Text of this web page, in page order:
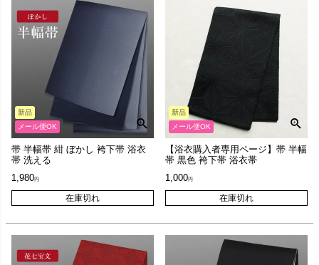
新品
メール便OK
帯 半幅帯 紺 ぼかし 袴下帯 浴衣
帯 洗える
1,980
在庫切れ
新品
メール便OK
【浴衣購入者専用ページ】帯 半幅
帯 黒色 袴下帯 浴衣帯
1,000
在庫切れ